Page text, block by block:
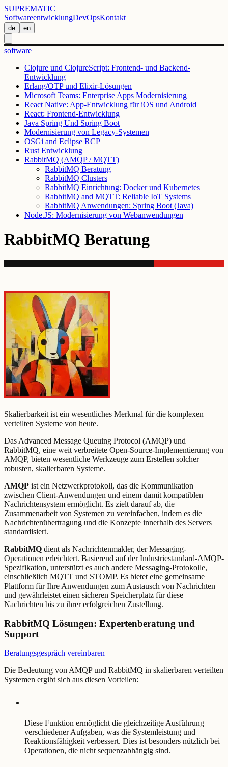
SUPREMATIC
SoftwareentwicklungDevOpsKontakt
de en
software
Clojure und ClojureScript: Frontend- und Backend-
Entwicklung
Erlang/OTP und Elixir-Lösungen
Microsoft Teams: Enterprise Apps Modernisierung
React Native: App-Entwicklung für iOS und Android
React: Frontend-Entwicklung
Java Spring Und Spring Boot
Modernisierung von Legacy-Systemen
OSGi and Eclipse RCP
Rust Entwicklung
RabbitMQ (AMQP / MQTT)
RabbitMQ Beratung
RabbitMQ Clusters
RabbitMQ Einrichtung: Docker und Kubernetes
RabbitMQ and MQTT: Reliable IoT Systems
RabbitMQ Anwendungen: Spring Boot (Java)
Node.JS: Modernisierung von Webanwendungen
RabbitMQ Beratung
Skalierbarkeit ist ein wesentliches Merkmal für die komplexen
verteilten Systeme von heute.
Das Advanced Message Queuing Protocol (AMQP) und
RabbitMQ, eine weit verbreitete Open-Source-Implementierung von
AMQP, bieten wesentliche Werkzeuge zum Erstellen solcher
robusten, skalierbaren Systeme.
AMQP ist ein Netzwerkprotokoll, das die Kommunikation
zwischen Client-Anwendungen und einem damit kompatiblen
Nachrichtensystem ermöglicht. Es zielt darauf ab, die
Zusammenarbeit von Systemen zu vereinfachen, indem es die
Nachrichtenübertragung und die Konzepte innerhalb des Servers
standardisiert.
RabbitMQ dient als Nachrichtenmakler, der Messaging-
Operationen erleichtert. Basierend auf der Industriestandard-AMQP-
Spezifikation, unterstützt es auch andere Messaging-Protokolle,
einschließlich MQTT und STOMP. Es bietet eine gemeinsame
Plattform für Ihre Anwendungen zum Austausch von Nachrichten
und gewährleistet einen sicheren Speicherplatz für diese
Nachrichten bis zu ihrer erfolgreichen Zustellung.
RabbitMQ Lösungen: Expertenberatung und
Support
Beratungsgespräch vereinbaren
Die Bedeutung von AMQP und RabbitMQ in skalierbaren verteilten
Systemen ergibt sich aus diesen Vorteilen:
Diese Funktion ermöglicht die gleichzeitige Ausführung
verschiedener Aufgaben, was die Systemleistung und
Reaktionsfähigkeit verbessert. Dies ist besonders nützlich bei
Operationen, die nicht sequenzabhängig sind.